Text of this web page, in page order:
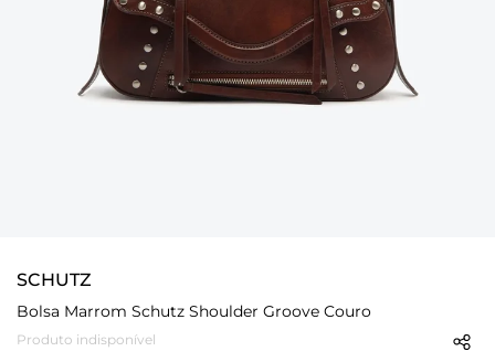
SCHUTZ
Bolsa Marrom Schutz Shoulder Groove Couro
Produto indisponível